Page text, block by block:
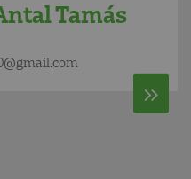
Tamás